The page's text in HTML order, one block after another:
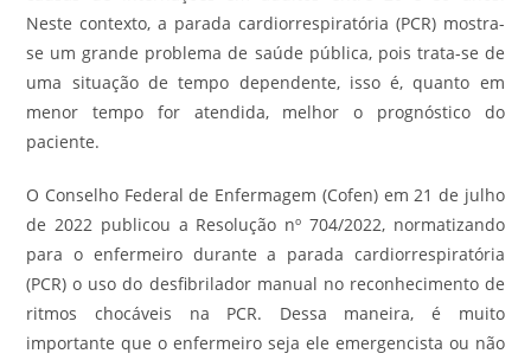
Neste contexto, a parada cardiorrespiratória (PCR) mostra-
se um grande problema de saúde pública, pois trata-se de
uma situação de tempo dependente, isso é, quanto em
menor tempo for atendida, melhor o prognóstico do
paciente.
O Conselho Federal de Enfermagem (Cofen) em 21 de julho
de 2022 publicou a Resolução nº 704/2022, normatizando
para o enfermeiro durante a parada cardiorrespiratória
(PCR) o uso do desfibrilador manual no reconhecimento de
ritmos chocáveis na PCR. Dessa maneira, é muito
importante que o enfermeiro seja ele emergencista ou não